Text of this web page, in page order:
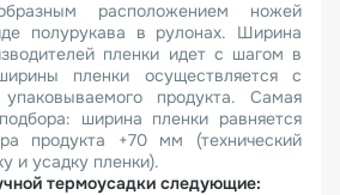
расположением ножей
полурукава в рулонах. Ширина
пленки идет с шагом в
пленки осуществляется с
продукта. Самая
ширина пленки равняется
продукта +70 мм (технический
и усадку пленки).
термоусадки следующие: